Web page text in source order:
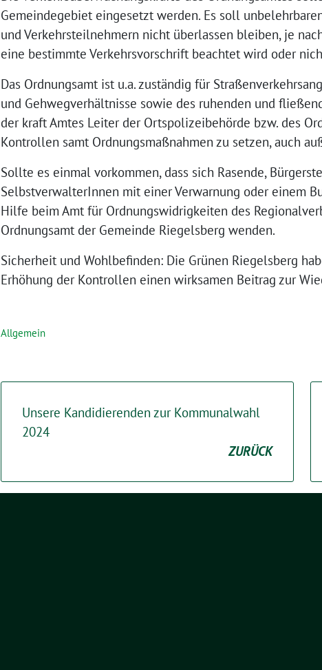
Gemeindegebiet eingesetzt werden. Es soll
und Verkehrsteilnehmern nicht überlassen bleiben, je
eine bestimmte Verkehrsvorschrift beachtet wird oder
Das Ordnungsamt ist u.a. zuständig für
und Gehwegverhältnisse sowie des ruhenden und
der kraft Amtes Leiter der Ortspolizeibehörde bzw. des
Kontrollen samt Ordnungsmaßnahmen zu setzen, auch
Sollte es einmal vorkommen, dass sich Rasende,
SelbstverwalterInnen mit einer Verwarnung oder einem
Hilfe beim Amt für Ordnungswidrigkeiten des
Ordnungsamt der Gemeinde Riegelsberg wenden.
Sicherheit und Wohlbefinden: Die Grünen Riegelsberg
Erhöhung der Kontrollen einen wirksamen Beitrag zur
Allgemein
Unsere Kandidierenden zur Kommunalwahl
2024
ZURÜCK